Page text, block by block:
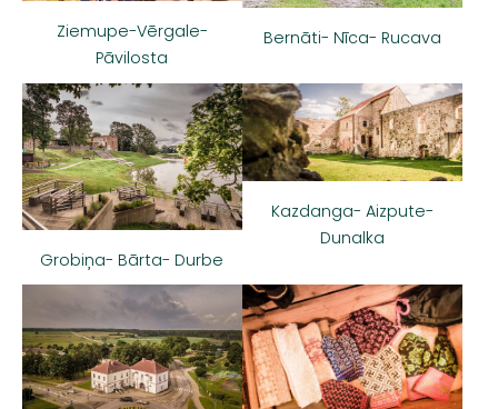
Ziemupe-Vērgale-
Pāvilosta
Bernāti- Nīca- Rucava
Grobiņa- Bārta- Durbe
Kazdanga- Aizpute-
Dunalka